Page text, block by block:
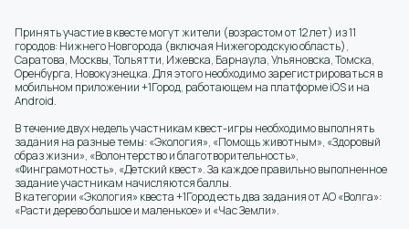
Принять участие в квесте могут жители (возрастом от 12 лет) из 11
городов: Нижнего Новгорода (включая Нижегородскую область),
Саратова, Москвы, Тольятти, Ижевска, Барнаула, Ульяновска, Томска,
Оренбурга, Новокузнецка. Для этого необходимо зарегистрироваться в
мобильном приложении +1Город, работающем на платформе iOS и на
Android.
В течение двух недель участникам квест-игры необходимо выполнять
задания на разные темы: «Экология», «Помощь животным», «Здоровый
образ жизни», «Волонтерство и благотворительность»,
«Финграмотность», «Детский квест». За каждое правильно выполненное
задание участникам начисляются баллы.
В категории «Экология» квеста +1Город есть два задания от АО «Волга»:
«Расти дерево большое и маленькое» и «Час Земли».